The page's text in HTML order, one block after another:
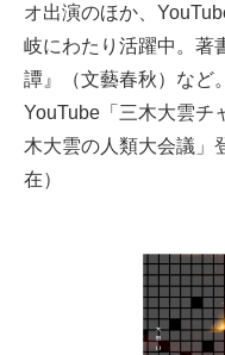
オ出演のほか、
岐にわたり活躍中。著
譚』（文藝春秋）など。
YouTube「三木大雲チ
木大雲の人類大会議」
在）